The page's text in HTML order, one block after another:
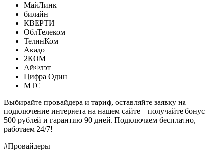
МайЛинк
билайн
КВЕРТИ
ОблТелеком
ТелинКом
Акадо
2КОМ
АйФлэт
Цифра Один
МТС
Выбирайте провайдера и тариф, оставляйте заявку на
подключение интернета на нашем сайте – получайте бонус
500 рублей и гарантию 90 дней. Подключаем бесплатно,
работаем 24/7!
#Провайдеры